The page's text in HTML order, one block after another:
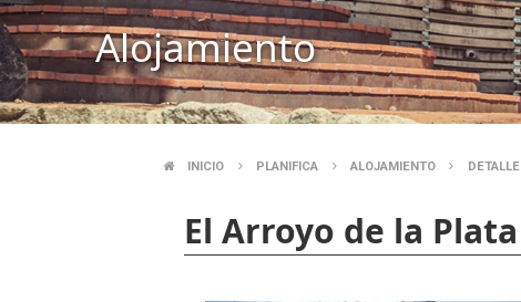
Alojamiento
INICIO PLANIFICA ALOJAMIENTO DETALLE
El Arroyo de la Plata